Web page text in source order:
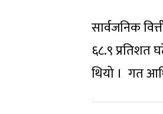
सार्वजनिक
६८.९ प्रतिशत
थियो । गत